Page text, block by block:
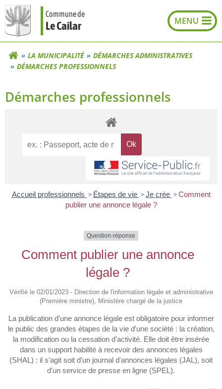
Aller
au
contenu
Commune de
Le Cailar
LA MUNICIPALITÉ
DÉMARCHES ADMINISTRATIVES
DÉMARCHES PROFESSIONNELS
Démarches professionnels
Accueil professionnels > Étapes de vie > Je crée > Comment
publier une annonce légale ?
Question-réponse
Comment publier une annonce
légale ?
Vérifié le 02/01/2023 - Direction de l'information légale et administrative
(Première ministre), Ministère chargé de la justice
La publication d'une annonce légale est obligatoire pour informer
le public des grandes étapes de la vie d'une société : la création,
la modification ou la cessation d'activité. Elle doit être insérée
dans un support habilité à recevoir des annonces légales
(SHAL) : il s'agit soit d'un journal d'annonces légales (JAL), soit
d'un service de presse en ligne (SPEL).